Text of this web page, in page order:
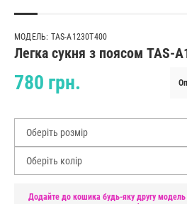
МОДЕЛЬ: TAS-A1230T400
Легка сукня з поясом TAS-
780 грн.
Оберіть розмір
Оберіть колір
Додайте до кошика будь-яку другу модель